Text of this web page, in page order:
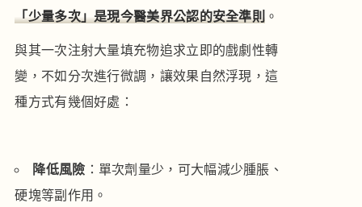
「少量多次」是現今醫美界公認的安全準則 。
與其一次注射大量填充物追求立即的戲劇性轉
變，不如分次進行微調，讓效果自然浮現，這
種方式有幾個好處：
降低風險 ：單次劑量少，可大幅減少腫脹、
硬塊等副作用。